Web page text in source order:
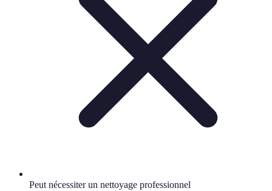
Peut nécessiter un nettoyage professionnel